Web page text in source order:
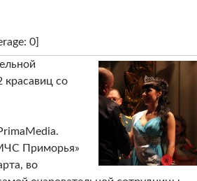
0]
красавиц со
Приморья»
во